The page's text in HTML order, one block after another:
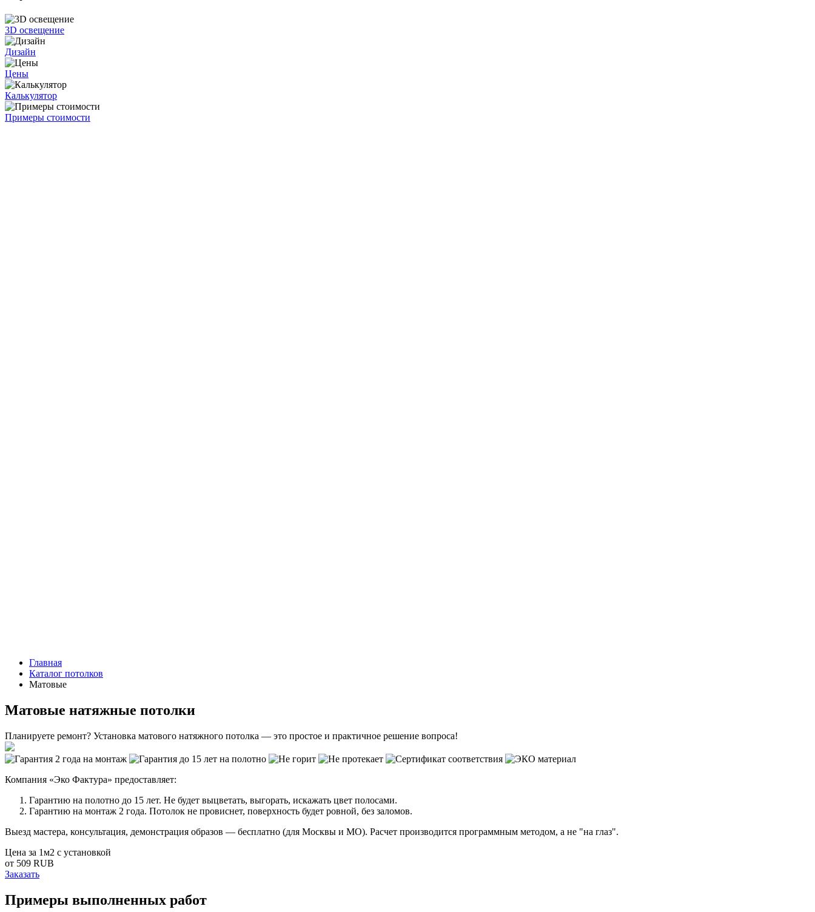
3D освещение
Дизайн
Цены
Калькулятор
Примеры стоимости
Главная
Каталог потолков
Матовые
Матовые натяжные потолки
Планируете ремонт? Установка матового натяжного потолка — это простое и практичное решение вопроса!
Компания «Эко Фактура» предоставляет:
Гарантию на полотно до 15 лет. Не будет выцветать, выгорать, искажать цвет полосами.
Гарантию на монтаж 2 года. Потолок не провиснет, поверхность будет ровной, без заломов.
Выезд мастера, консультация, демонстрация образов — бесплатно (для Москвы и МО). Расчет производится программным методом, а не "на глаз".
Цена за 1м2 с установкой
от 509 RUB
Заказать
Примеры выполненных работ